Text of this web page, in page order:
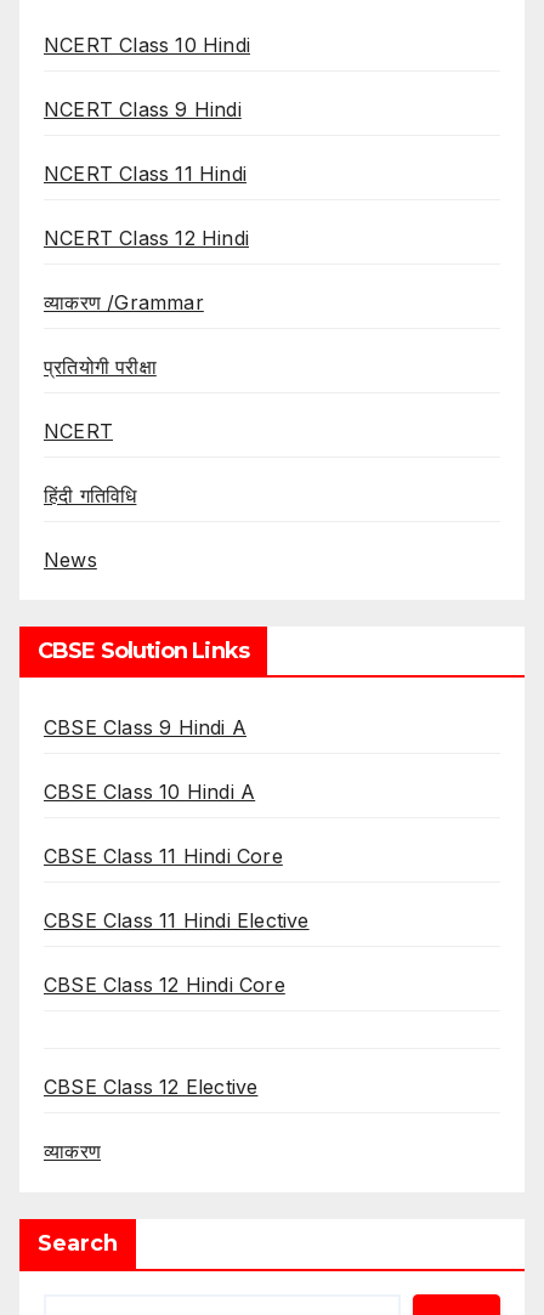
NCERT Class 10 Hindi
NCERT Class 9 Hindi
NCERT Class 11 Hindi
NCERT Class 12 Hindi
व्याकरण /Grammar
प्रतियोगी परीक्षा
NCERT
हिंदी गतिविधि
News
CBSE Solution Links
CBSE Class 9 Hindi A
CBSE Class 10 Hindi A
CBSE Class 11 Hindi Core
CBSE Class 11 Hindi Elective
CBSE Class 12 Hindi Core
CBSE Class 12 Elective
व्याकरण
Search